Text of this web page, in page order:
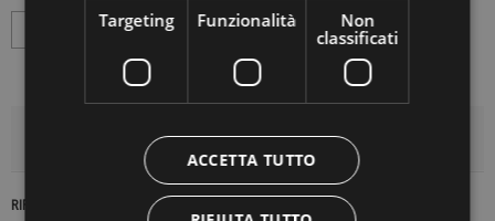
DETTAGLI DEL PRODOTTO
RIFERIMENTO
Targeting Funzionalità
Non
classificati
ACCETTA TUTTO